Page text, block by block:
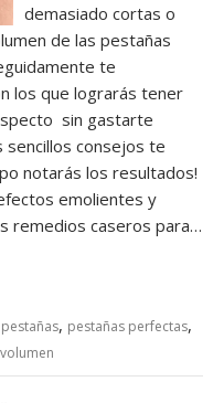
demasiado cortas o
de las pestañas
te
los que lograrás tener
sin gastarte
sencillos consejos te
notarás los resultados!
emolientes y
remedios caseros para…
pestañas, pestañas perfectas,
volumen